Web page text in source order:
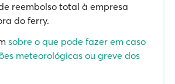
reembolso total à empresa
do ferry.
sobre o que pode fazer em caso
meteorológicas ou greve dos